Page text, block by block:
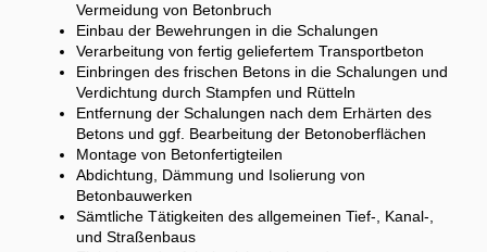
Vermeidung von Betonbruch
Einbau der Bewehrungen in die Schalungen
Verarbeitung von fertig geliefertem Transportbeton
Einbringen des frischen Betons in die Schalungen und
Verdichtung durch Stampfen und Rütteln
Entfernung der Schalungen nach dem Erhärten des
Betons und ggf. Bearbeitung der Betonoberflächen
Montage von Betonfertigteilen
Abdichtung, Dämmung und Isolierung von
Betonbauwerken
Sämtliche Tätigkeiten des allgemeinen Tief-, Kanal-,
und Straßenbaus